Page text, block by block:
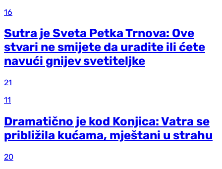
16
Sutra je Sveta Petka Trnova: Ove
stvari ne smijete da uradite ili ćete
navući gnijev svetiteljke
21
11
Dramatično je kod Konjica: Vatra se
približila kućama, mještani u strahu
20